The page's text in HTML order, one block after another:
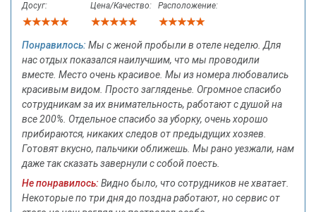
Досуг: Цена/Качество: Расположение:
Понравилось: Мы с женой пробыли в отеле неделю. Для
нас отдых показался наилучшим, что мы проводили
вместе. Место очень красивое. Мы из номера любовались
красивым видом. Просто загляденье. Огромное спасибо
сотрудникам за их внимательность, работают с душой на
все 200%. Отдельное спасибо за уборку, очень хорошо
прибираются, никаких следов от предыдущих хозяев.
Готовят вкусно, пальчики оближешь. Мы рано уезжали, нам
даже так сказать завернули с собой поесть.
Не понравилось: Видно было, что сотрудников не хватает.
Некоторые по три дня до поздна работают, но сервис от